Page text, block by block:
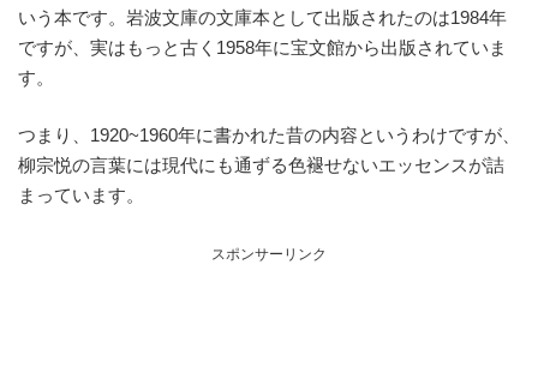
いう本です。岩波文庫の文庫本として出版されたのは1984年
ですが、実はもっと古く1958年に宝文館から出版されていま
す。
つまり、1920~1960年に書かれた昔の内容というわけですが、
柳宗悦の言葉には現代にも通ずる色褪せないエッセンスが詰
まっています。
スポンサーリンク